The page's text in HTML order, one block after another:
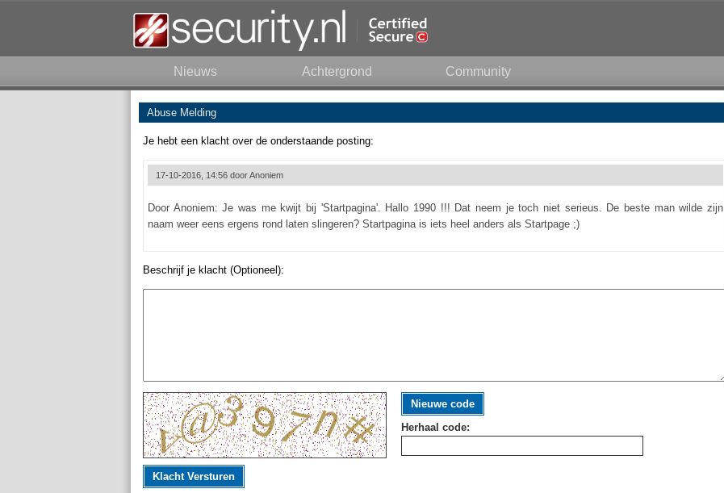
Nieuws Achtergrond Community
Abuse Melding
Je hebt een klacht over de onderstaande posting:
17-10-2016, 14:56 doorAnoniem
Door Anoniem: Je was me kwijt bij 'Startpagina'. Hallo 1990 !!! Dat neem je toch niet serieus. De beste man wilde zijn
naam weer eens ergens rond laten slingeren? Startpagina is iets heel anders als Startpage ;)
Beschrijf je klacht (Optioneel):
Nieuwe code
Herhaal code:
Klacht Versturen